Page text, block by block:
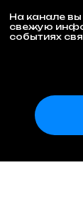
На канале
свежую
событиях